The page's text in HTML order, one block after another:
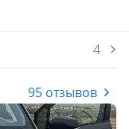
4
95 отзывов